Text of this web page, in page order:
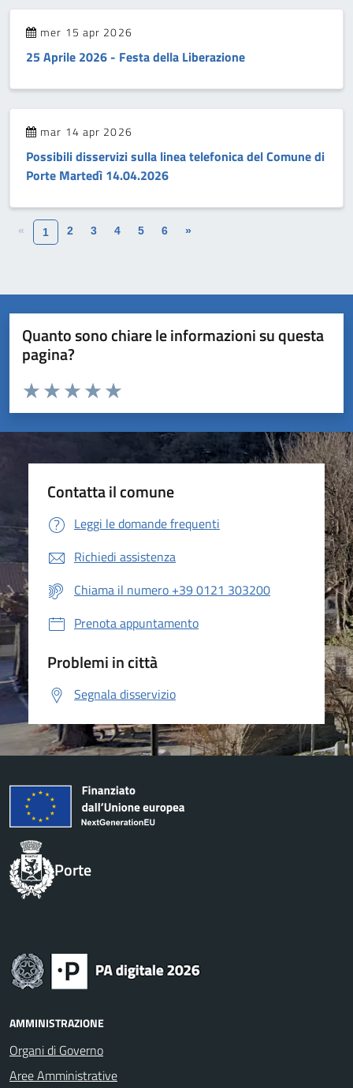
mer 15 apr 2026
25 Aprile 2026 - Festa della Liberazione
mar 14 apr 2026
Possibili disservizi sulla linea telefonica del Comune di
Porte Martedì 14.04.2026
« 1 2 3 4 5 6 »
Quanto sono chiare le informazioni su questa
pagina?
Valuta da 1 a 5 stelle la pagina
Valuta 5 stelle su 5
Valuta 4 stelle su 5
Valuta 3 stelle su 5
Valuta 2 stelle su 5
Valuta 1 stelle su 5
Contatta il comune
Leggi le domande frequenti
Richiedi assistenza
Chiama il numero +39 0121 303200
Prenota appuntamento
Problemi in città
Segnala disservizio
Porte
AMMINISTRAZIONE
Organi di Governo
Aree Amministrative